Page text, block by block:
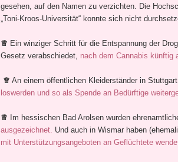
gesehen, auf den Namen zu verzichten. Die
„Toni-Kroos-Universität“ konnte sich nicht
♕ Ein winziger Schritt für die Entspannung der
Gesetz verabschiedet, nach dem Cannabis künftig
♕ An einem öffentlichen Kleiderständer in
loswerden und so als Spende an Bedürftige
♕ Im hessischen Bad Arolsen wurden
ausgezeichnet. Und auch in Wismar haben
mit Unterstützungsangeboten an Geflüchtete